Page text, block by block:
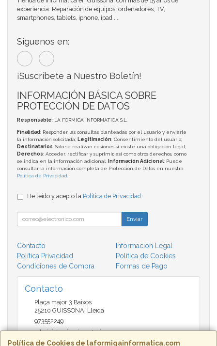
Política de Cookies de laformigainformatica.com
experiencia. Reparación de equipos, ordenadores, TV,
smartphones, tablets, iphone, ipad ....
Síguenos en:
¡Suscríbete a Nuestro Boletín!
INFORMACIÓN BÁSICA SOBRE
PROTECCIÓN DE DATOS
Responsable: LA FORMIGA INFORMATICA S.L.
Finalidad: Responder las consultas planteadas por el usuario y enviarle
la información solicitada; Legitimación: Consentimiento del usuario;
Destinatarios: Solo se realizan cesiones si existe una obligación legal;
Derechos: Acceder, rectificar y suprimir, así como otros derechos, como
se indica en la información adicional;
Información Adicional: Puede
consultar la información completa de Protección de Datos en nuestra
Política de Privacidad
He leído y acepto la Política de Privacidad
Enviar
Contacto
Información Legal
Política Privacidad
Política de Cookies
Condiciones de Compra
Formas de Pago
Contacto
Plaça major 3 Baixos
25210 GUISSONA Lleida
973552249
administracio@insectari.com